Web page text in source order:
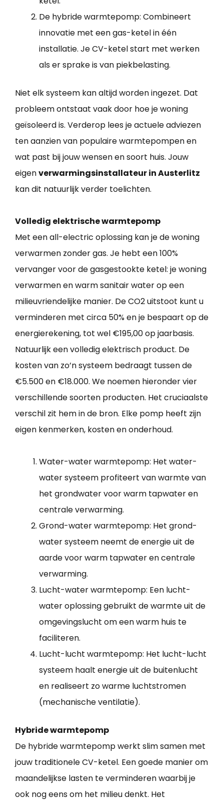
De hybride warmtepomp: Combineert
innovatie met een gas-ketel in één
installatie. Je CV-ketel start met werken
als er sprake is van piekbelasting.
Niet elk systeem kan altijd worden ingezet. Dat
probleem ontstaat vaak door hoe je woning
geïsoleerd is. Verderop lees je actuele adviezen
ten aanzien van populaire warmtepompen en
wat past bij jouw wensen en soort huis. Jouw
eigenverwarmingsinstallateur in Austerlitz
kan dit natuurlijk verder toelichten.
Volledig elektrische warmtepomp
Met een all-electric oplossing kan je de woning
verwarmen zonder gas. Je hebt een 100%
vervanger voor de gasgestookte ketel: je woning
verwarmen en warm sanitair water op een
milieuvriendelijke manier. De CO2 uitstoot kunt u
verminderen met circa 50% en je bespaart op de
energierekening, tot wel €195,00 op jaarbasis.
Natuurlijk een volledig elektrisch product. De
kosten van zo’n systeem bedraagt tussen de
€5.500 en €18.000. We noemen hieronder vier
verschillende soorten producten. Het cruciaalste
verschil zit hem in de bron. Elke pomp heeft zijn
eigen kenmerken, kosten en onderhoud.
Water-water warmtepomp: Het water-
water systeem profiteert van warmte van
het grondwater voor warm tapwater en
centrale verwarming.
Grond-water warmtepomp: Het grond-
water systeem neemt de energie uit de
aarde voor warm tapwater en centrale
verwarming.
Lucht-water warmtepomp: Een lucht-
water oplossing gebruikt de warmte uit de
omgevingslucht om een warm huis te
faciliteren.
Lucht-lucht warmtepomp: Het lucht-lucht
systeem haalt energie uit de buitenlucht
en realiseert zo warme luchtstromen
(mechanische ventilatie).
Hybride warmtepomp
De hybride warmtepomp werkt slim samen met
jouw traditionele CV-ketel. Een goede manier om
maandelijkse lasten te verminderen waarbij je
ook nog eens om het milieu denkt. Het